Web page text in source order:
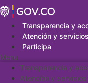
Saltar
al
contenidoTransparencia y
Atención y
Participa
Menu
Transparencia y
Atención y